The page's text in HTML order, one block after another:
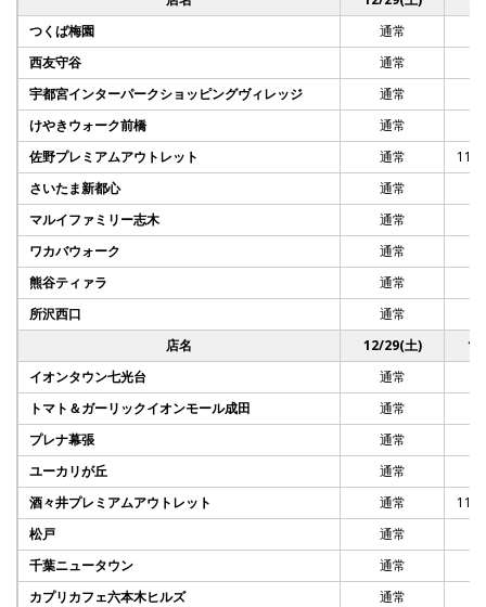
つくば梅園
通常
西友守谷
通常
宇都宮インターパークショッピングヴィレッジ
通常
けやきウォーク前橋
通常
佐野プレミアムアウトレット
通常
さいたま新都心
通常
マルイファミリー志木
通常
ワカバウォーク
通常
熊谷ティァラ
通常
所沢西口
通常
店名
12/29(土)
イオンタウン七光台
通常
トマト＆ガーリックイオンモール成田
通常
プレナ幕張
通常
ユーカリが丘
通常
酒々井プレミアムアウトレット
通常
松戸
通常
千葉ニュータウン
通常
カプリカフェ六本木ヒルズ
通常